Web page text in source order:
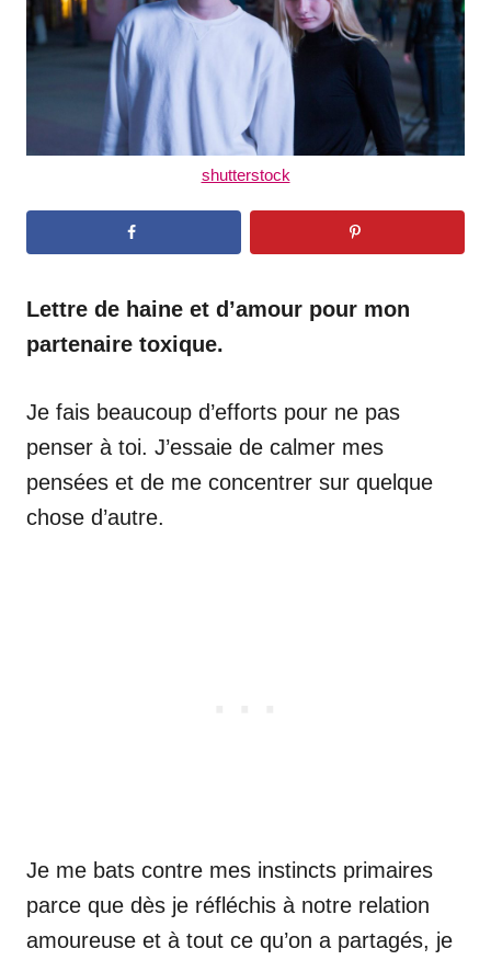
shutterstock
Lettre de haine et d’amour pour mon
partenaire toxique.
Je fais beaucoup d’efforts pour ne pas
penser à toi. J’essaie de calmer mes
pensées et de me concentrer sur quelque
chose d’autre.
Je me bats contre mes instincts primaires
parce que dès je réfléchis à notre relation
amoureuse et à tout ce qu’on a partagés, je